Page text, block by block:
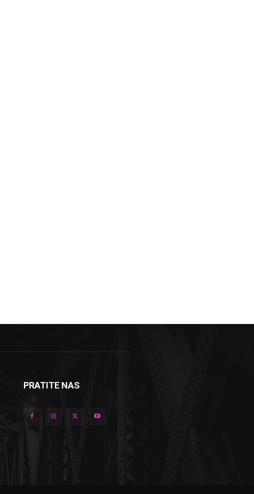
PRATITE NAS